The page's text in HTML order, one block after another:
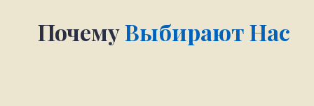
ПочемуВыбирают Нас